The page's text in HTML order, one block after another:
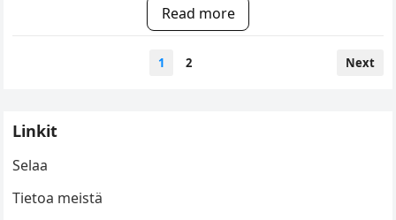
Read more
1 2 Next
Linkit
Selaa
Tietoa meistä